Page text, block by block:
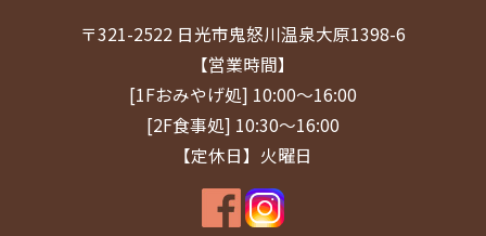
2024年11月(1)
2024年9月(1)
2024年8月(1)
2024年7月(2)
〒321-2522 日光市鬼怒川温泉大原1398-6
【営業時間】
[1Fおみやげ処] 10:00～16:00
[2F食事処] 10:30～16:00
【定休日】火曜日